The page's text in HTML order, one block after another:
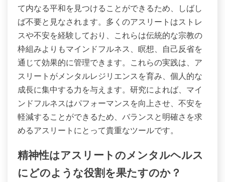
て内なる平和を見つけることができるため、しばし
ば不要と見なされます。多くのアスリートはストレ
スや不安を経験しており、これらは伝統的な宗教の
枠組みよりもマインドフルネス、瞑想、自己反省を
通じて効果的に管理できます。これらの実践は、ア
スリートがメンタルレジリエンスを育み、個人的な
成長に集中する力を与えます。研究によれば、マイ
ンドフルネスはパフォーマンスを向上させ、不安を
軽減することができるため、バランスと明確さを求
めるアスリートにとって貴重なツールです。
精神性はアスリートのメンタルヘルス
にどのような役割を果たすのか？